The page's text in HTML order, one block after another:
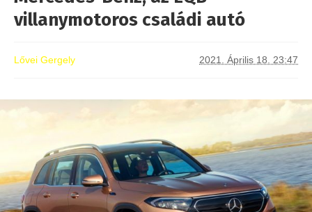
villanymotoros családi autó
Lővei Gergely 2021. Április 18. 23:47